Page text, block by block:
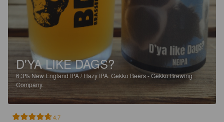
D'YA LIKE DAGS?
6.3% New England IPA / Hazy IPA. Gekko Beers - Gekko Brewing
Company.
4.7